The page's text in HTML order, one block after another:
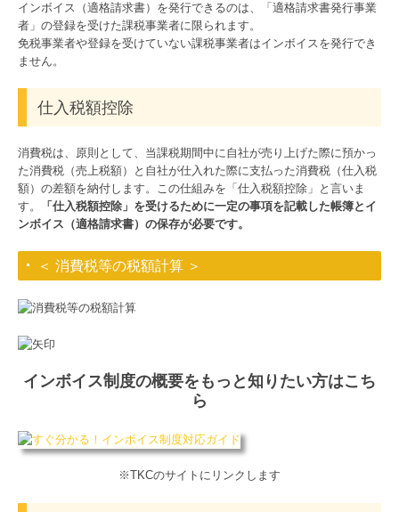
インボイス（適格請求書）を発行できるのは、「適格請求書発行事業
者」の登録を受けた課税事業者に限られます。
免税事業者や登録を受けていない課税事業者はインボイスを発行でき
ません。
仕入税額控除
消費税は、原則として、当課税期間中に自社が売り上げた際に預かっ
た消費税（売上税額）と自社が仕入れた際に支払った消費税（仕入税
額）の差額を納付します。この仕組みを「仕入税額控除」と言いま
す。
「仕入税額控除」を受けるために一定の事項を記載した帳簿とイ
ンボイス（適格請求書）の保存が必要です。
＜ 消費税等の税額計算 ＞
インボイス制度の概要をもっと知りたい方はこち
ら
※TKCのサイトにリンクします